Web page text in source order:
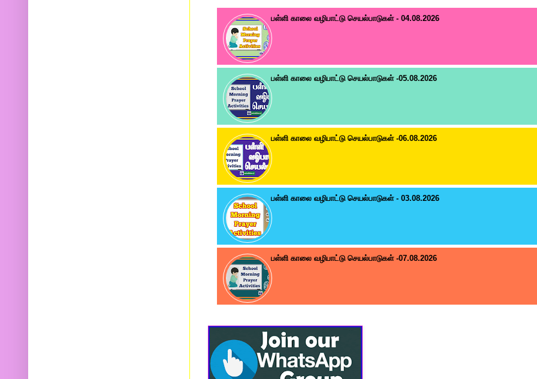
பள்ளி காலை வழிபாட்டு செயல்பாடுகள் - 04.08.2026
பள்ளி காலை வழிபாட்டு செயல்பாடுகள் -05.08.2026
பள்ளி காலை வழிபாட்டு செயல்பாடுகள் -06.08.2026
பள்ளி காலை வழிபாட்டு செயல்பாடுகள் - 03.08.2026
பள்ளி காலை வழிபாட்டு செயல்பாடுகள் -07.08.2026